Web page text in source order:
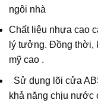
ngôi nhà
Chất liệu nhựa cao
lý tưởng. Đồng thời,
mỹ cao .
Sử dụng lõi cửa
khả năng chịu nước